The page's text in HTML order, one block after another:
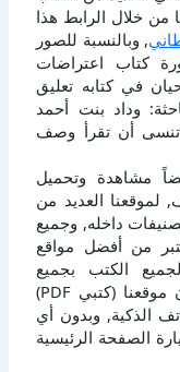
من خلال الرابط هذا
, وبالنسبة للصور
كتاب اعتراضات
في كتابه تعليق
وداد بنت أحمد
تنسى أن تقرأ وصف
مشاهدة وتحميل
لموقعنا العديد من
داخله, وجميع
وأننا نعتبر من أفضل مواقع
الكتب بجميع
تخصصاتها, وبالنسبة لتصفح الموقع, فإن موقعنا (كتبي PDF)
الذكية, وبدون أي
الصفحة الرئيسية